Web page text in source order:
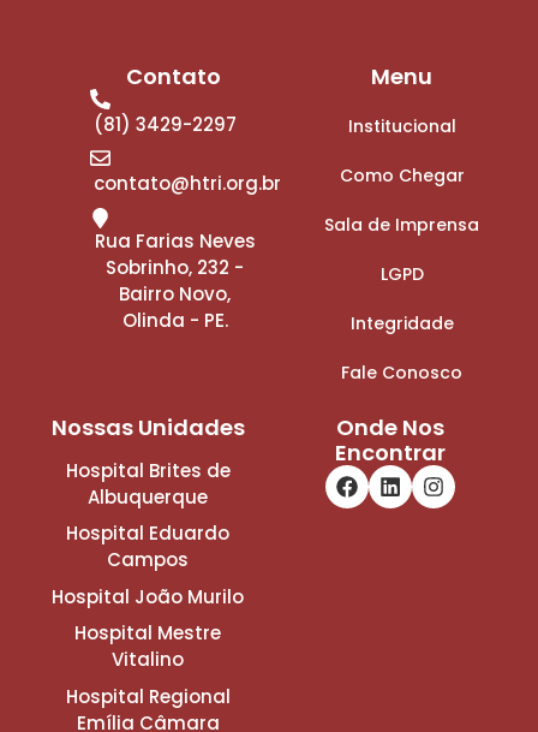
Contato
(81) 3429-2297
contato@htri.org.br
Rua Farias Neves
Sobrinho, 232 -
Bairro Novo,
Olinda - PE.
Menu
Institucional
Como Chegar
Sala de Imprensa
LGPD
Integridade
Fale Conosco
Nossas Unidades
Hospital Brites de
Albuquerque
Hospital Eduardo
Campos
Hospital João Murilo
Hospital Mestre
Vitalino
Hospital Regional
Emília Câmara
Onde Nos
Encontrar